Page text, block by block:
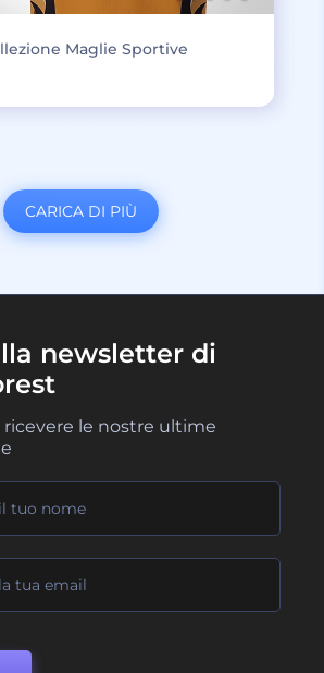
Maglie Sportive
CARICA DI PIÙ
newsletter di
ricevere le nostre ultime